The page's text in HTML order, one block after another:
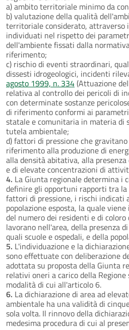
a) ambito territoriale minimo da
b) valutazione della qualità
territoriale considerato, attraverso
individuati nel rispetto dei
dell'ambiente fissati dalla
riferimento;
c) rischio di eventi straordinari,
dissesti idrogeologici, incidenti
agosto 1999, n. 334(Attuazione
relativa al controllo dei pericoli di
con determinate sostanze
di riferimento conformi ai
statale e comunitaria in materia di
tutela ambientale;
d) fattori di pressione che
riferimento alla produzione di
alla densità abitativa, alla
e di elevate concentrazioni di
4. La Giunta regionale determina i
definire gli opportuni rapporti tra
fattori di pressione, i rischi indicati
popolazione esposta, la quale
del numero dei residenti e di
lavorano nell'area, della presenza
quali scuole e ospedali, e della
5. L'individuazione e la
sono effettuate con deliberazione
adottata su proposta della Giunta
relativi oneri a carico della Regione
modalità di cui all'articolo 6.
6. La dichiarazione di area ad
ambientale ha una validità di
sola volta. Il rinnovo della
medesima procedura di cui al